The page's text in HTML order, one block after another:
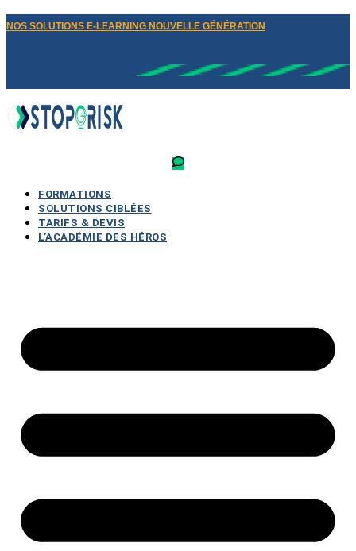
NOS SOLUTIONS E-LEARNING NOUVELLE GÉNÉRATION
FORMATIONS
SOLUTIONS CIBLÉES
TARIFS & DEVIS
L’ACADÉMIE DES HÉROS